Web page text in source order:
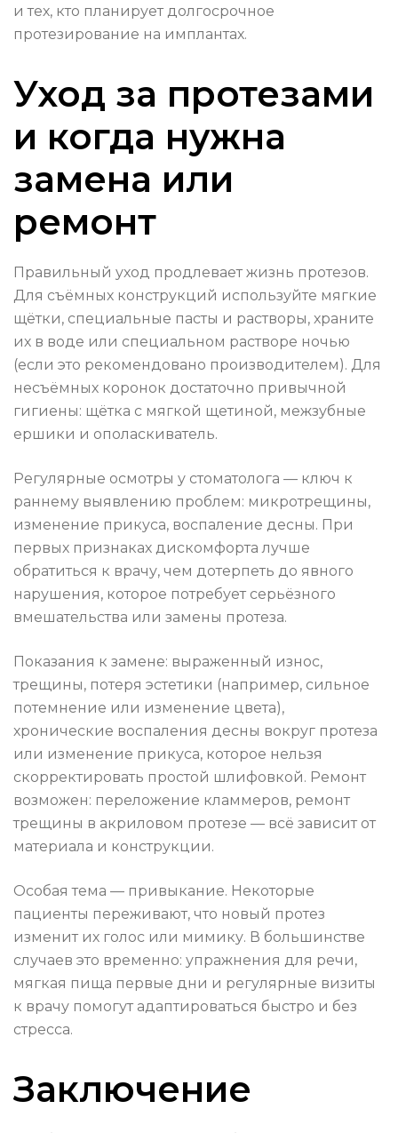
и тех, кто планирует долгосрочное
протезирование на имплантах.
Уход за протезами
и когда нужна
замена или
ремонт
Правильный уход продлевает жизнь протезов.
Для съёмных конструкций используйте мягкие
щётки, специальные пасты и растворы, храните
их в воде или специальном растворе ночью
(если это рекомендовано производителем). Для
несъёмных коронок достаточно привычной
гигиены: щётка с мягкой щетиной, межзубные
ершики и ополаскиватель.
Регулярные осмотры у стоматолога — ключ к
раннему выявлению проблем: микротрещины,
изменение прикуса, воспаление десны. При
первых признаках дискомфорта лучше
обратиться к врачу, чем дотерпеть до явного
нарушения, которое потребует серьёзного
вмешательства или замены протеза.
Показания к замене: выраженный износ,
трещины, потеря эстетики (например, сильное
потемнение или изменение цвета),
хронические воспаления десны вокруг протеза
или изменение прикуса, которое нельзя
скорректировать простой шлифовкой. Ремонт
возможен: переложение кламмеров, ремонт
трещины в акриловом протезе — всё зависит от
материала и конструкции.
Особая тема — привыкание. Некоторые
пациенты переживают, что новый протез
изменит их голос или мимику. В большинстве
случаев это временно: упражнения для речи,
мягкая пища первые дни и регулярные визиты
к врачу помогут адаптироваться быстро и без
стресса.
Заключение